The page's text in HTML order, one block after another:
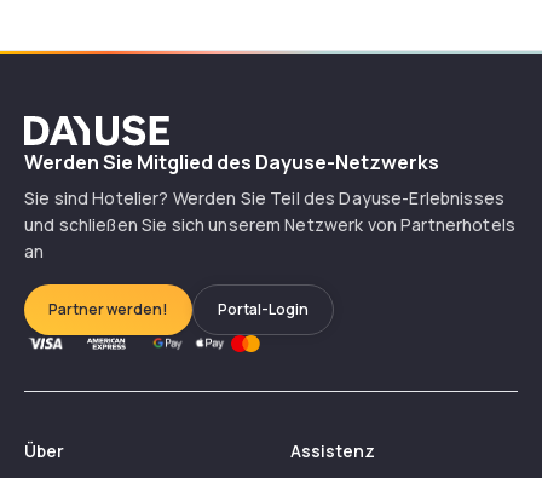
Dayuse
Werden Sie Mitglied des Dayuse-Netzwerks
Sie sind Hotelier? Werden Sie Teil des Dayuse-Erlebnisses
und schließen Sie sich unserem Netzwerk von Partnerhotels
an
Partner werden! Portal-Login
Über Assistenz